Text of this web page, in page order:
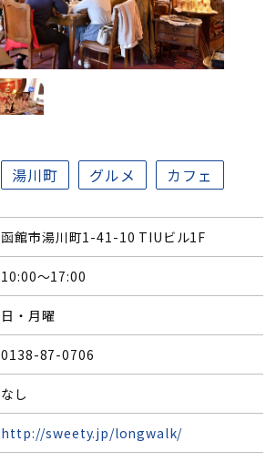
湯川町 グルメ カフェ
函館市湯川町1-41-10 TIUビル1F
10:00～17:00
日・月曜
0138-87-0706
なし
http://sweety.jp/longwalk/